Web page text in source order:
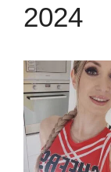
2024